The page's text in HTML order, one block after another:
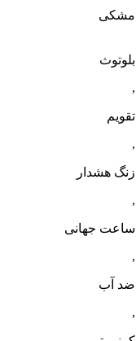
مشکی
بلوتوث
,
تقویم
,
زنگ هشدار
,
ساعت جهانی
,
ضد آب
,